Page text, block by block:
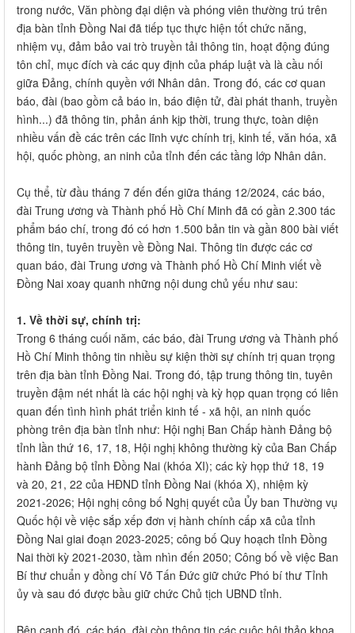
trong nước, Văn phòng đại diện và phóng viên thường trú trên
địa bàn tỉnh Đồng Nai đã tiếp tục thực hiện tốt chức năng,
nhiệm vụ, đảm bảo vai trò truyền tải thông tin, hoạt động đúng
tôn chỉ, mục đích và các quy định của pháp luật và là cầu nối
giữa Đảng, chính quyền với Nhân dân. Trong đó, các cơ quan
báo, đài (bao gồm cả báo in, báo điện tử, đài phát thanh, truyền
hình...) đã thông tin, phản ánh kịp thời, trung thực, toàn diện
nhiều vấn đề các trên các lĩnh vực chính trị, kinh tế, văn hóa, xã
hội, quốc phòng, an ninh của tỉnh đến các tầng lớp Nhân dân.
Cụ thể, từ đầu tháng 7 đến đến giữa tháng 12/2024, các báo,
đài Trung ương và Thành phố Hồ Chí Minh đã có gần 2.300 tác
phẩm báo chí, trong đó có hơn 1.500 bản tin và gần 800 bài viết
thông tin, tuyên truyền về Đồng Nai. Thông tin được các cơ
quan báo, đài Trung ương và Thành phố Hồ Chí Minh viết về
Đồng Nai xoay quanh những nội dung chủ yếu như sau:
1. Về thời sự, chính trị:
Trong 6 tháng cuối năm, các báo, đài Trung ương và Thành phố
Hồ Chí Minh thông tin nhiều sự kiện thời sự chính trị quan trọng
trên địa bàn tỉnh Đồng Nai. Trong đó, tập trung thông tin, tuyên
truyền đậm nét nhất là các hội nghị và kỳ họp quan trọng có liên
quan đến tình hình phát triển kinh tế - xã hội, an ninh quốc
phòng trên địa bàn tỉnh như: Hội nghị Ban Chấp hành Đảng bộ
tỉnh lần thứ 16, 17, 18, Hội nghị không thường kỳ của Ban Chấp
hành Đảng bộ tỉnh Đồng Nai (khóa XI); các kỳ họp thứ 18, 19
và 20, 21, 22 của HĐND tỉnh Đồng Nai (khóa X), nhiệm kỳ
2021-2026; Hội nghị công bố Nghị quyết của Ủy ban Thường vụ
Quốc hội về việc sắp xếp đơn vị hành chính cấp xã của tỉnh
Đồng Nai giai đoạn 2023-2025; công bố Quy hoạch tỉnh Đồng
Nai thời kỳ 2021-2030, tầm nhìn đến 2050; Công bố về việc Ban
Bí thư chuẩn y đồng chí Võ Tấn Đức giữ chức Phó bí thư Tỉnh
ủy và sau đó được bầu giữ chức Chủ tịch UBND tỉnh.
Bên cạnh đó, các báo, đài còn thông tin các cuộc hội thảo khoa